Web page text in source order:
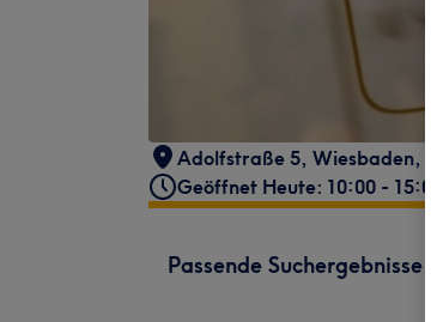
Adolfstraße 5, Wiesbaden,
Geöffnet Heute: 10:00 - 15:00
Passende Suchergebnisse